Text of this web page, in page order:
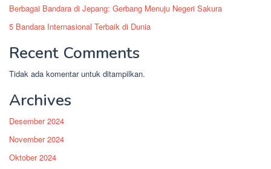
Berbagai Bandara di Jepang: Gerbang Menuju Negeri Sakura
5 Bandara Internasional Terbaik di Dunia
Recent Comments
Tidak ada komentar untuk ditampilkan.
Archives
Desember 2024
November 2024
Oktober 2024